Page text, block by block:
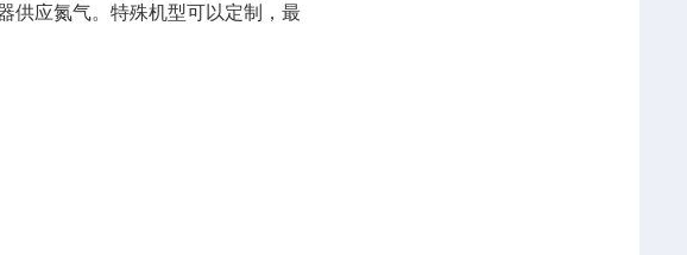
供应氮气。特殊机型可以定制，最